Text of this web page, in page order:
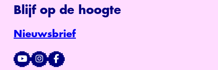
Blijf op de hoogte
Nieuwsbrief